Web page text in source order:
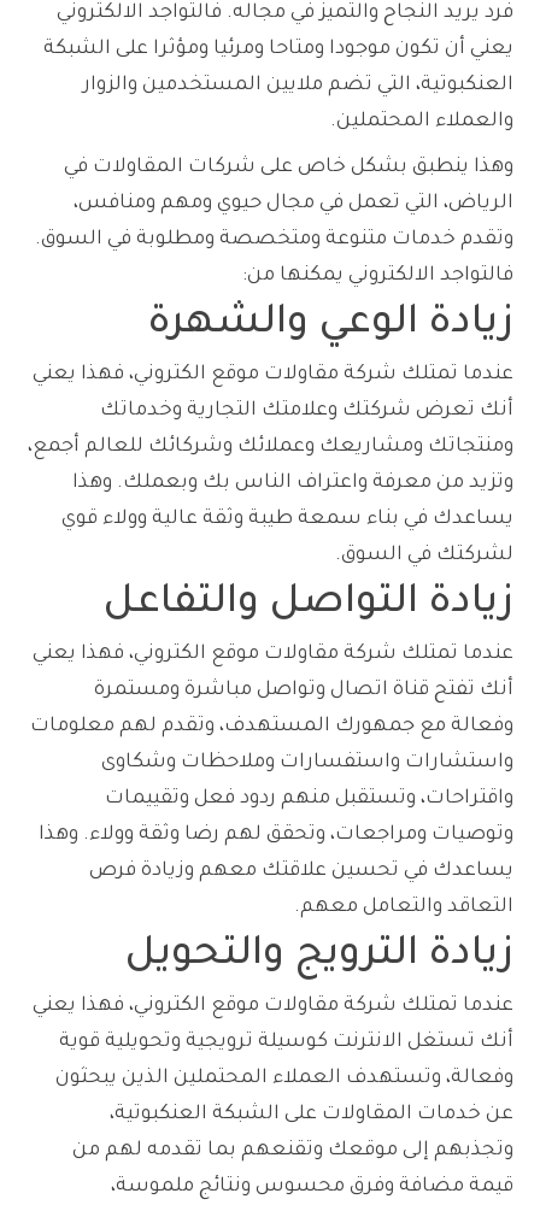
فرد يريد النجاح والتميز في مجاله. فالتواجد الالكتروني
يعني أن تكون موجودا ومتاحا ومرئيا ومؤثرا على الشبكة
العنكبوتية، التي تضم ملايين المستخدمين والزوار
والعملاء المحتملين.
وهذا ينطبق بشكل خاص على شركات المقاولات في
الرياض، التي تعمل في مجال حيوي ومهم ومنافس،
وتقدم خدمات متنوعة ومتخصصة ومطلوبة في السوق.
فالتواجد الالكتروني يمكنها من:
زيادة الوعي والشهرة
عندما تمتلك شركة مقاولات موقع الكتروني، فهذا يعني
أنك تعرض شركتك وعلامتك التجارية وخدماتك
ومنتجاتك ومشاريعك وعملائك وشركائك للعالم أجمع،
وتزيد من معرفة واعتراف الناس بك وبعملك. وهذا
يساعدك في بناء سمعة طيبة وثقة عالية وولاء قوي
لشركتك في السوق.
زيادة التواصل والتفاعل
عندما تمتلك شركة مقاولات موقع الكتروني، فهذا يعني
أنك تفتح قناة اتصال وتواصل مباشرة ومستمرة
وفعالة مع جمهورك المستهدف، وتقدم لهم معلومات
واستشارات واستفسارات وملاحظات وشكاوى
واقتراحات، وتستقبل منهم ردود فعل وتقييمات
وتوصيات ومراجعات، وتحقق لهم رضا وثقة وولاء. وهذا
يساعدك في تحسين علاقتك معهم وزيادة فرص
التعاقد والتعامل معهم.
زيادة الترويج والتحويل
عندما تمتلك شركة مقاولات موقع الكتروني، فهذا يعني
أنك تستغل الانترنت كوسيلة ترويجية وتحويلية قوية
وفعالة، وتستهدف العملاء المحتملين الذين يبحثون
عن خدمات المقاولات على الشبكة العنكبوتية،
وتجذبهم إلى موقعك وتقنعهم بما تقدمه لهم من
قيمة مضافة وفرق محسوس ونتائج ملموسة،